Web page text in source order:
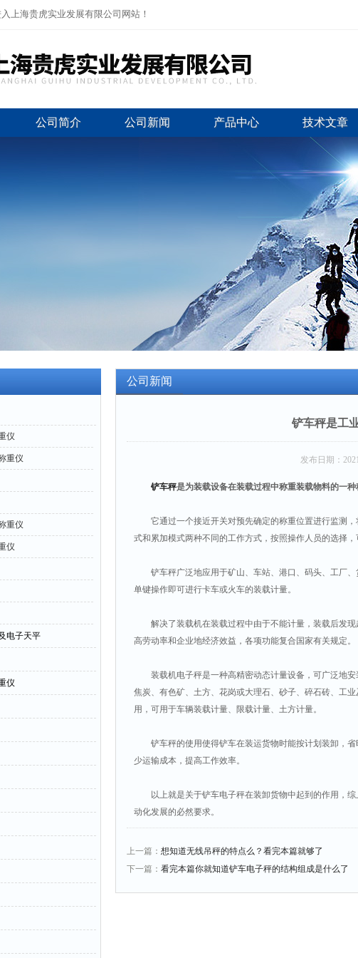
上海贵虎实业发展有限公司网站！
公司简介 公司新闻 产品中心 技术文章
仪
重仪
重仪
仪
电子天平
仪
公司新闻
铲车秤是工
发布日期：
铲车秤是为装载设备在装载过程中称重装载物料的一
它通过一个接近开关对预先确定的称重位置进行监测，
式和累加模式两种不同的工作方式，按照操作人员的选择
铲车秤广泛地应用于矿山、车站、港口、码头、工厂、
单键操作即可进行卡车或火车的装载计量。
解决了装载机在装载过程中由于不能计量，装载后发现
高劳动率和企业地经济效益，各项功能复合国家有关规定。
装载机电子秤是一种高精密动态计量设备，可广泛地安
焦炭、有色矿、土方、花岗或大理石、砂子、碎石砖、工
用，可用于车辆装载计量、限载计量、土方计量。
铲车秤的使用使得铲车在装运货物时能按计划装卸，省
少运输成本，提高工作效率。
以上就是关于铲车电子秤在装卸货物中起到的作用，综
动化发展的必然要求。
上一篇： 想知道无线吊秤的特点么？看完本篇就够了
下一篇： 看完本篇你就知道铲车电子秤的结构组成是什么了